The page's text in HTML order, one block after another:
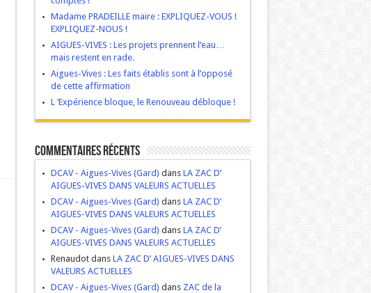
Madame PRADEILLE maire : EXPLIQUEZ-VOUS !
EXPLIQUEZ-NOUS !
AIGUES-VIVES : Les projets prennent l’eau…
mais restent en rade.
Aigues-Vives : Les faits établis sont à l’opposé
de cette affirmation
L ‘Expérience bloque, le Renouveau débloque !
Commentaires récents
DCAV - Aigues-Vives (Gard) dans LA ZAC D’
AIGUES-VIVES DANS VALEURS ACTUELLES
DCAV - Aigues-Vives (Gard) dans LA ZAC D’
AIGUES-VIVES DANS VALEURS ACTUELLES
DCAV - Aigues-Vives (Gard) dans LA ZAC D’
AIGUES-VIVES DANS VALEURS ACTUELLES
Renaudot dans LA ZAC D’ AIGUES-VIVES DANS
VALEURS ACTUELLES
DCAV - Aigues-Vives (Gard) dans ZAC de la